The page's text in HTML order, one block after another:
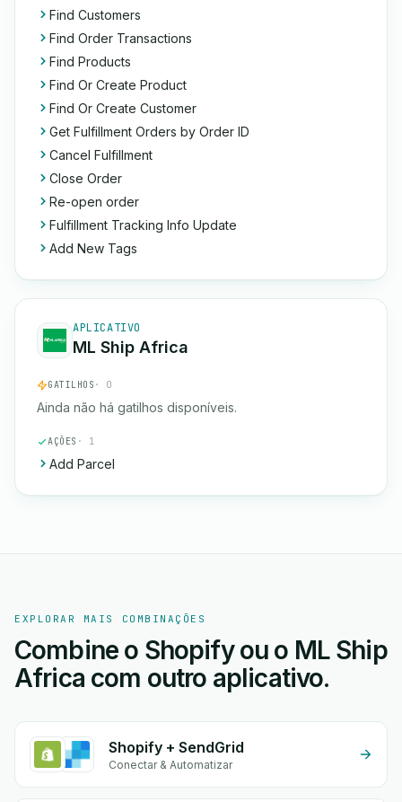
Find Customers
Find Order Transactions
Find Products
Find Or Create Product
Find Or Create Customer
Get Fulfillment Orders by Order ID
Cancel Fulfillment
Close Order
Re-open order
Fulfillment Tracking Info Update
Add New Tags
APLICATIVO
ML Ship Africa
GATILHOS · 0
Ainda não há gatilhos disponíveis.
AÇÕES · 1
Add Parcel
EXPLORAR MAIS COMBINAÇÕES
Combine o Shopify ou o ML Ship
Africa com outro aplicativo.
Shopify + SendGrid
Conectar & Automatizar